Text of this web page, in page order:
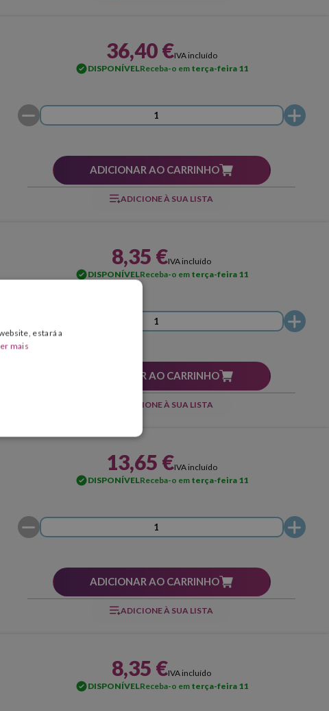
36,40 €IVA incluído
DISPONÍVELReceba-o em terça-feira 11
ADICIONAR AO CARRINHO
ADICIONE À SUA LISTA
8,35 €IVA incluído
DISPONÍVELReceba-o em terça-feira 11
ADICIONAR AO CARRINHO
ADICIONE À SUA LISTA
13,65 €IVA incluído
DISPONÍVELReceba-o em terça-feira 11
ADICIONAR AO CARRINHO
ADICIONE À SUA LISTA
8,35 €IVA incluído
DISPONÍVELReceba-o em terça-feira 11
estará a
mais